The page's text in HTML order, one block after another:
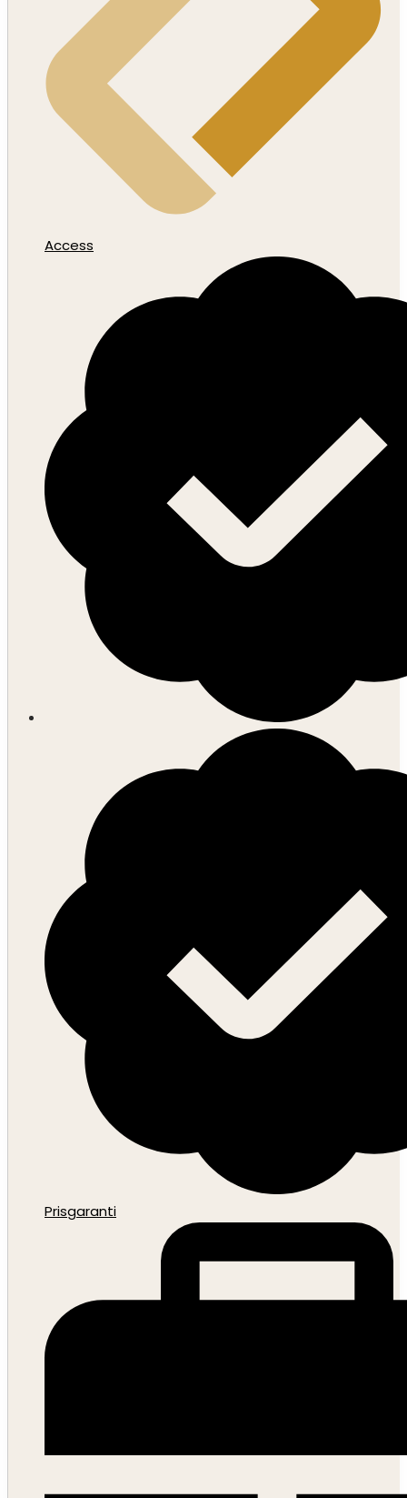
Access
Prisgaranti